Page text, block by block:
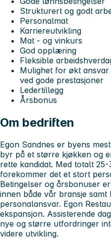
Strukturert og godt
Personalmat
Karriereutvikling
Mat - og vinkurs
God opplæring
Fleksible
Mulighet for økt
ved gode prestasjoner
Ledertillegg
Årsbonus
Om bedriften
Egon Sandnes er byens
byr på et større kjøkken og
rette kandidat. Med totalt
forekommer det et stort
Betingelser og årsbonuser
innen både vår bransje samt
personalansvar. Egon
ekspansjon. Assisterende
nye og større utfordringer
videre utvikling.